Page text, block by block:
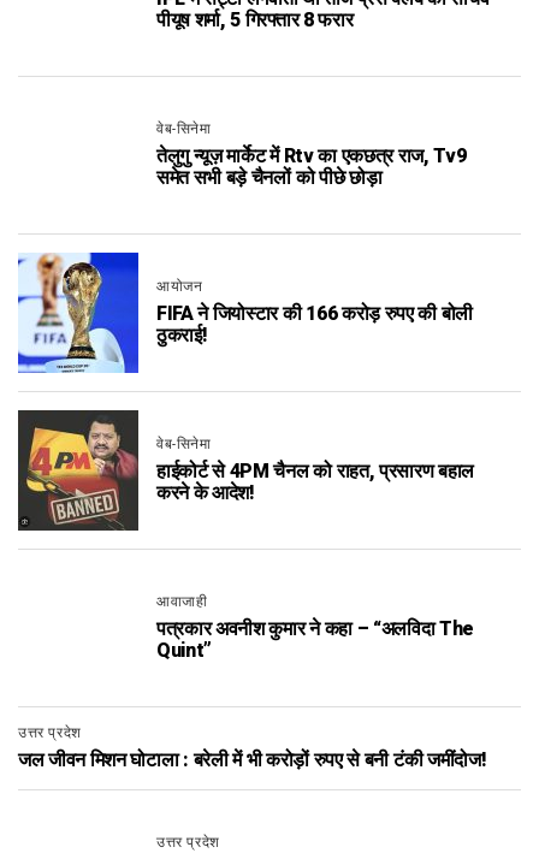
पीयूष शर्मा, 5 गिरफ्तार 8 फरार
वेब-सिनेमा
तेलुगु न्यूज़ मार्केट में Rtv का एकछत्र राज, Tv9
समेत सभी बड़े चैनलों को पीछे छोड़ा
आयोजन
FIFA ने जियोस्टार की 166 करोड़ रुपए की बोली
ठुकराई!
वेब-सिनेमा
हाईकोर्ट से 4PM चैनल को राहत, प्रसारण बहाल
करने के आदेश!
आवाजाही
पत्रकार अवनीश कुमार ने कहा – “अलविदा The
Quint”
उत्तर प्रदेश
जल जीवन मिशन घोटाला : बरेली में भी करोड़ों रुपए से बनी टंकी जमींदोज!
उत्तर प्रदेश